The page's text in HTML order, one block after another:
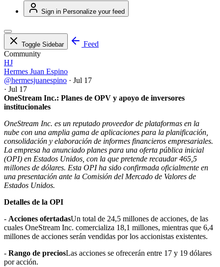
Sign in Personalize your feed
Toggle Sidebar
Feed
Community
HJ
Hermes Juan Espino
@hermesjuanespino · Jul 17
· Jul 17
OneStream Inc.: Planes de OPV y apoyo de inversores
institucionales
OneStream Inc. es un reputado proveedor de plataformas en la
nube con una amplia gama de aplicaciones para la planificación,
consolidación y elaboración de informes financieros empresariales.
La empresa ha anunciado planes para una oferta pública inicial
(OPI) en Estados Unidos, con la que pretende recaudar 465,5
millones de dólares. Esta OPI ha sido confirmada oficialmente en
una presentación ante la Comisión del Mercado de Valores de
Estados Unidos.
Detalles de la OPI
- Acciones ofertadasUn total de 24,5 millones de acciones, de las
cuales OneStream Inc. comercializa 18,1 millones, mientras que 6,4
millones de acciones serán vendidas por los accionistas existentes.
- Rango de preciosLas acciones se ofrecerán entre 17 y 19 dólares
por acción.